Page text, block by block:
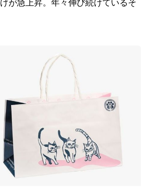
が急上昇。年々伸び続けているそ